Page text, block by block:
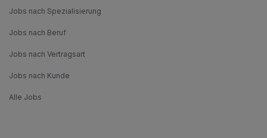
Jobs nach Spezialisierung
Jobs nach Beruf
Jobs nach Vertragsart
Jobs nach Kunde
Alle Jobs